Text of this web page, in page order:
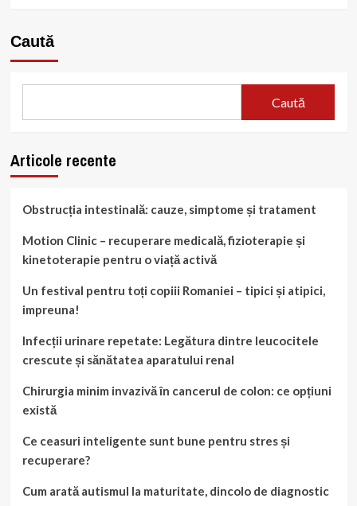
Caută
Caută
Articole recente
Obstrucția intestinală: cauze, simptome și tratament
Motion Clinic – recuperare medicală, fizioterapie și
kinetoterapie pentru o viață activă
Un festival pentru toți copiii Romaniei – tipici și atipici,
impreuna!
Infecții urinare repetate: Legătura dintre leucocitele
crescute și sănătatea aparatului renal
Chirurgia minim invazivă în cancerul de colon: ce opțiuni
există
Ce ceasuri inteligente sunt bune pentru stres și
recuperare?
Cum arată autismul la maturitate, dincolo de diagnostic